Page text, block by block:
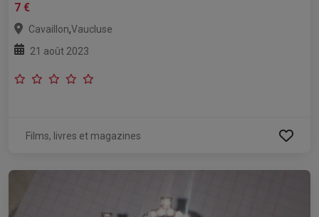
7 €
Cavaillon,Vaucluse
21 août 2023
Films, livres et magazines